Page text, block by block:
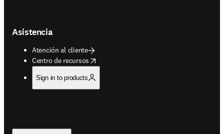
Asistencia
Atención al cliente
Centro de recursos
opens in new tab/window
Sign in to products